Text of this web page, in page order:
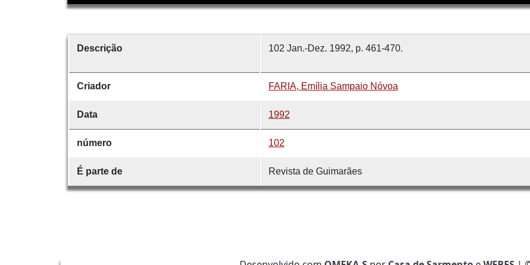
Descrição 102 Jan.-Dez. 1992, p. 461-470.
Criador FARIA, Emília Sampaio Nóvoa
Data 1992
número 102
É parte de Revista de Guimarães